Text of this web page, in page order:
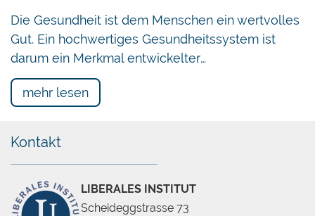
Die Gesundheit ist dem Menschen ein wertvolles
Gut. Ein hochwertiges Gesundheitssystem ist
darum ein Merkmal entwickelter…
mehr lesen
Kontakt
LIBERALES INSTITUT
Scheideggstrasse 73